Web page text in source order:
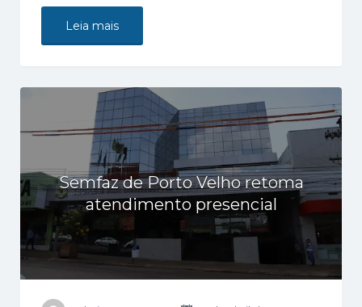
Leia mais
Semfaz de Porto Velho retoma
atendimento presencial